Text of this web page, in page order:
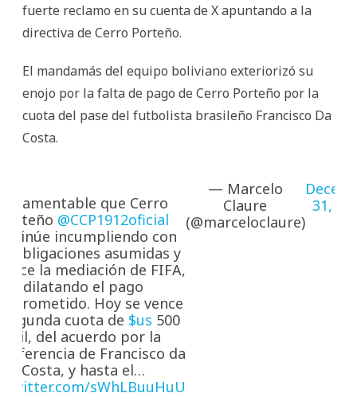
fuerte reclamo en su cuenta de X apuntando a la
directiva de Cerro Porteño.
El mandamás del equipo boliviano exteriorizó su
enojo por la falta de pago de Cerro Porteño por la
cuota del pase del futbolista brasileño Francisco Da
Costa.
lamentable que Cerro
@CCP1912oficial
incumpliendo con
obligaciones asumidas y
la mediación de FIFA,
dilatando el pago
Hoy se vence
cuota de $us 500
mil, del acuerdo por la
de Francisco da
Costa, y hasta el…
sWhLBuuHuU
— Marcelo
Claure
(@marceloclaure)
31,